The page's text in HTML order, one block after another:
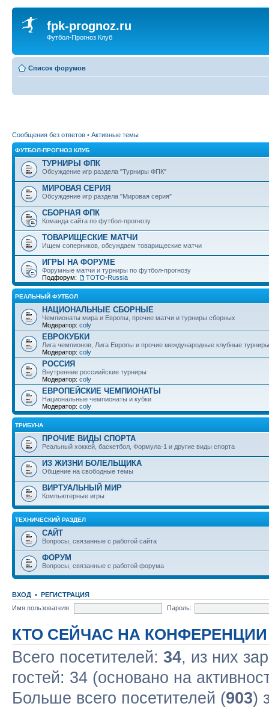
fpk-prognoz.ru
Футбол-Прогноз Клуб
Список форумов
Сообщения без ответов • Активные темы
ФУТБОЛ-ПРОГНОЗ КЛУБ
ТУРНИРЫ ФПК
Обсуждение игр раздела "Турниры ФПК"
МИРОВАЯ СЕРИЯ
Обсуждение игр раздела "Мировая серия"
СБОРНАЯ ФПК
Команда сайта по футбол-прогнозу
ТОВАРИЩЕСКИЕ МАТЧИ
Ищем соперников, обсуждаем товарищеские матчи
ИГРЫ НА ФОРУМЕ
Форумные матчи и турниры по футбол-прогнозу
Подфорум:
ТОТО-Russia
РЕАЛЬНЫЙ ФУТБОЛ
НАЦИОНАЛЬНЫЕ СБОРНЫЕ
Чемпионаты мира и Европы, прочие матчи и турниры сборных
Модератор: coly
ЕВРОКУБКИ
Лига чемпионов, Лига Европы и прочие международные клубные турниры
Модератор: coly
РОССИЯ
Внутренние россиийские турниры
Модератор: coly
ЕВРОПЕЙСКИЕ ЧЕМПИОНАТЫ
Национальные чемпионаты и кубки
Модератор: coly
ТРИБУНА
ПРОЧИЕ ВИДЫ СПОРТА
Реальный хоккей, баскетбол, Формула-1 и другие виды спорта
ИЗ ЖИЗНИ БОЛЕЛЬЩИКА
Общение на свободные темы
ВИРТУАЛЬНЫЙ МИР
Компьютерные игры
ТЕХНИЧЕСКИЙ РАЗДЕЛ
САЙТ
Вопросы, связанные с работой сайта
ФОРУМ
Вопросы, связанные с работой форума
ВХОД • РЕГИСТРАЦИЯ
Имя пользователя:
Пароль:
КТО СЕЙЧАС НА КОНФЕРЕНЦИИ
Всего посетителей: 34, из них
гостей: 34 (основано на
Больше всего посетителей (903)